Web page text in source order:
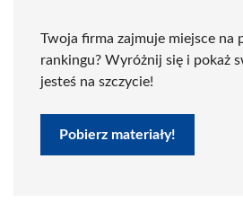
Twoja firma zajmuje miejsce na
rankingu? Wyróżnij się i pokaż
jesteś na szczycie!
Pobierz materiały!